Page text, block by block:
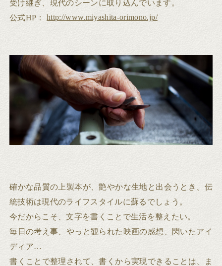
受け継ぎ、現代のシーンに取り込んでいます。
公式HP：http://www.miyashita-orimono.jp/
確かな品質の上製本が、艶やかな生地と出会うとき、伝
統技術は現代のライフスタイルに蘇るでしょう。
今だからこそ、文字を書くことで生活を整えたい。
毎日の考え事、やっと観られた映画の感想、閃いたアイ
ディア…
書くことで整理されて、書くから実現できることは、ま